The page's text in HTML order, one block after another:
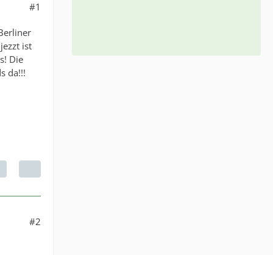
#1
ist
Die
da!!!
#2